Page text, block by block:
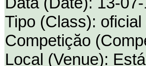
Tipo (Class):
Competiçăo
Local (Venue):